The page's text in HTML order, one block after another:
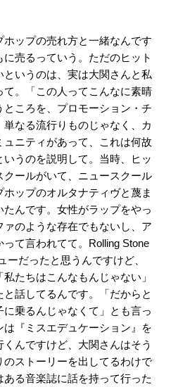
ップの売れ方と一緒なんです
売るっていう。ただのヒット
いうのは、実は大関さんと私
。「この人ってこんなに素晴
ところを、プロモーション・チ
なる流行りものじゃなく、カ
ュニティがあって、これは何故
うのを説明して。当時、ヒッ
ールがいて、ニュースクール
ップのオルタナティヴと蔑ま
んです。女性がラップをやっ
のような存在でもないし、ア
て言われてて。Rolling Stone
だったと思うんですけど、
たちはこんなもんじゃない」
話してるんです。「だからと
乗るんじゃなくて」とも言っ
『ミスエデュケーション』を
んですけど、大関さんはそう
ストーリーを出してるわけで
る音楽誌に話を持って行った